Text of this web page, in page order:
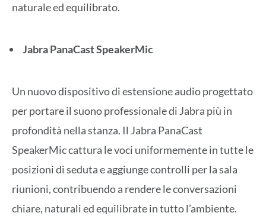
naturale ed equilibrato.
Jabra PanaCast SpeakerMic
Un nuovo dispositivo di estensione audio progettato
per portare il suono professionale di Jabra più in
profondità nella stanza. Il Jabra PanaCast
SpeakerMic cattura le voci uniformemente in tutte le
posizioni di seduta e aggiunge controlli per la sala
riunioni, contribuendo a rendere le conversazioni
chiare, naturali ed equilibrate in tutto l’ambiente.